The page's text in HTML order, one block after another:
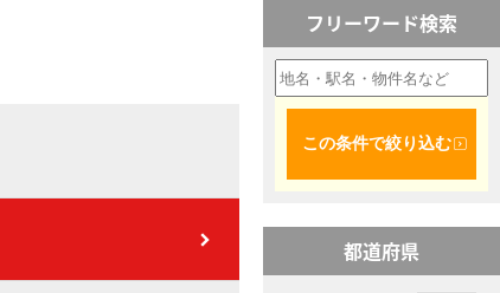
フリーワード検索
この条件で絞り込む
都道府県